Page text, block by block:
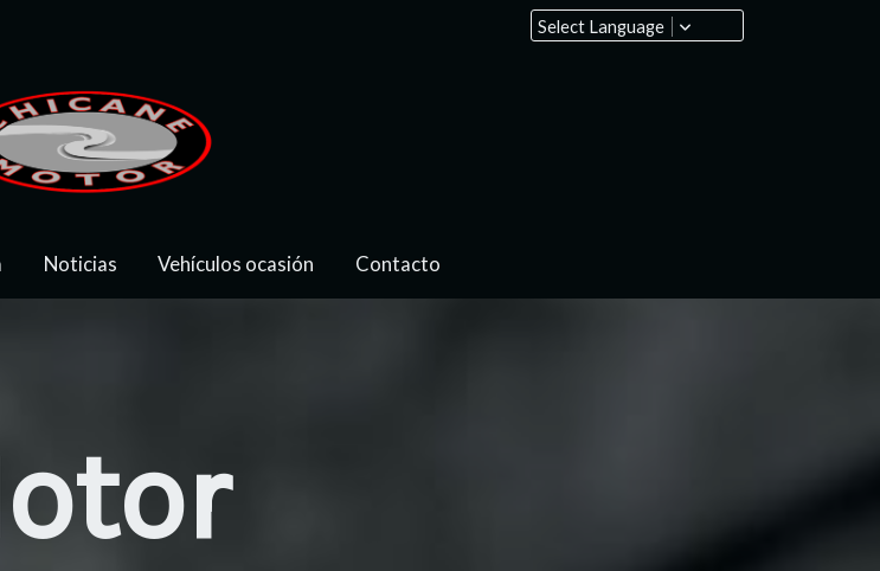
Select Language
Noticias Vehículos ocasión Contacto